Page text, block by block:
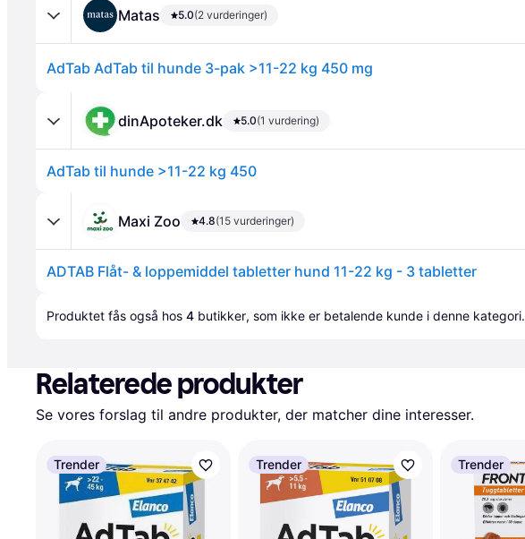
Matas 5.0(2 vurderinger)
AdTab AdTab til hunde 3-pak >11-22 kg 450 mg
dinApoteker.dk 5.0(1 vurdering)
AdTab til hunde >11-22 kg 450
Maxi Zoo 4.8(15 vurderinger)
ADTAB Flåt- & loppemiddel tabletter hund 11-22 kg - 3 tabletter
Produktet fås også hos 4 butikker, som ikke er betalende kunde i denne kategori.
Relaterede produkter
Se vores forslag til andre produkter, der matcher dine interesser.
Trender Trender Trender